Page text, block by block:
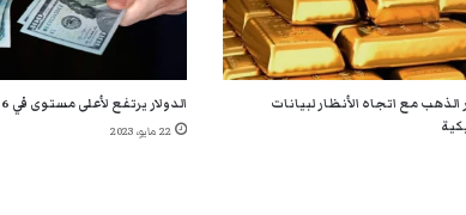
الذهب مع اتجاه الأنظار لبيانات
الدولار يرتفع لأعلى مستوى في 6 أشهر مقابل الين
22 مايو، 2023